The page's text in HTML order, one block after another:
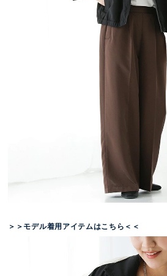
＞＞モデル着用アイテムはこちら＜＜